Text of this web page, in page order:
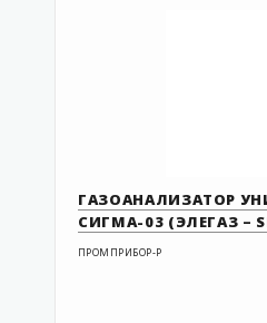
ГАЗОАНАЛИЗАТОР
СИГМА-03 (ЭЛЕГАЗ –
ПРОМПРИБОР-Р